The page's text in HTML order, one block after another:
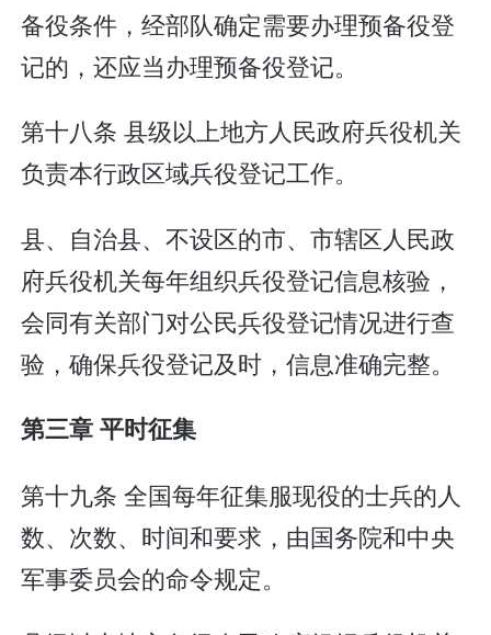
备役条件，经部队确定需要办理预备役登
记的，还应当办理预备役登记。
第十八条 县级以上地方人民政府兵役机关
负责本行政区域兵役登记工作。
县、自治县、不设区的市、市辖区人民政
府兵役机关每年组织兵役登记信息核验，
会同有关部门对公民兵役登记情况进行查
验，确保兵役登记及时，信息准确完整。
第三章 平时征集
第十九条 全国每年征集服现役的士兵的人
数、次数、时间和要求，由国务院和中央
军事委员会的命令规定。